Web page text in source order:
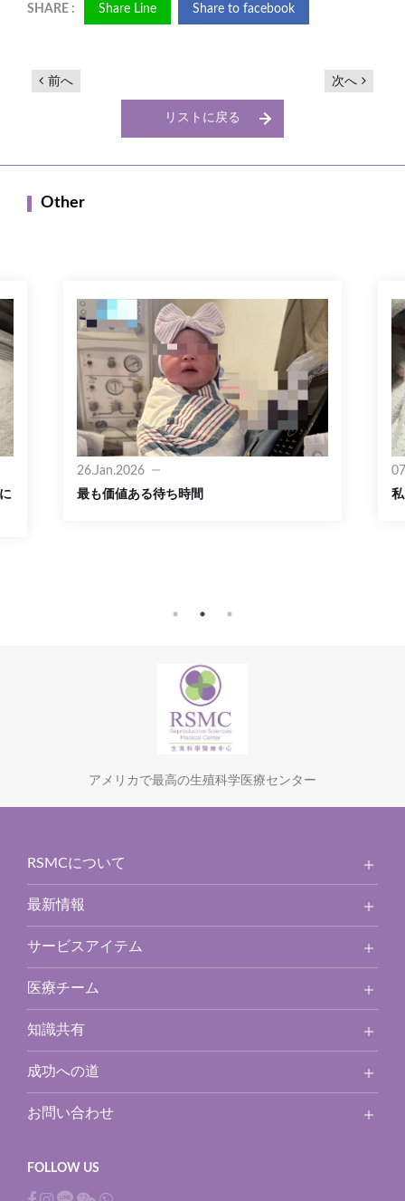
Share Line Share to facebook
前へ 次へ
リストに戻る
Other
26.Jan.2026
最も価値ある待ち時間
アメリカで最高の生殖科学医療センター
RSMCについて
最新情報
サービスアイテム
医療チーム
知識共有
成功への道
お問い合わせ